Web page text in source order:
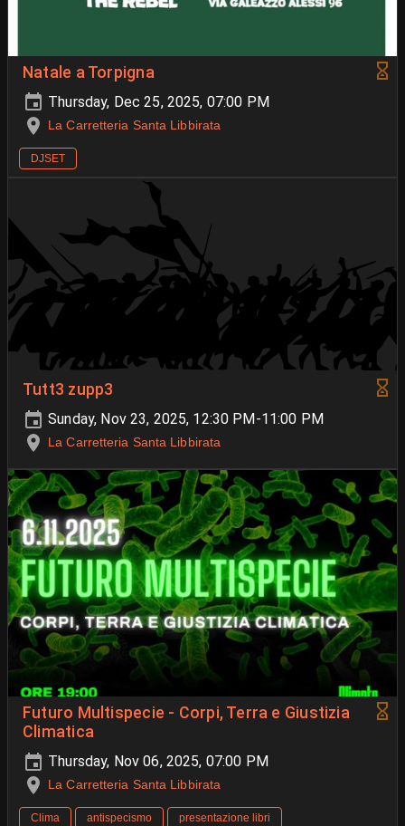
Natale a Torpigna
Thursday, Dec 25, 2025, 07:00 PM
La Carretteria Santa Libbirata
DJSET
Tutt3 zupp3
Sunday, Nov 23, 2025, 12:30 PM-11:00 PM
La Carretteria Santa Libbirata
Futuro Multispecie - Corpi, Terra e Giustizia
Climatica
Thursday, Nov 06, 2025, 07:00 PM
La Carretteria Santa Libbirata
Clima antispecismo presentazione libri